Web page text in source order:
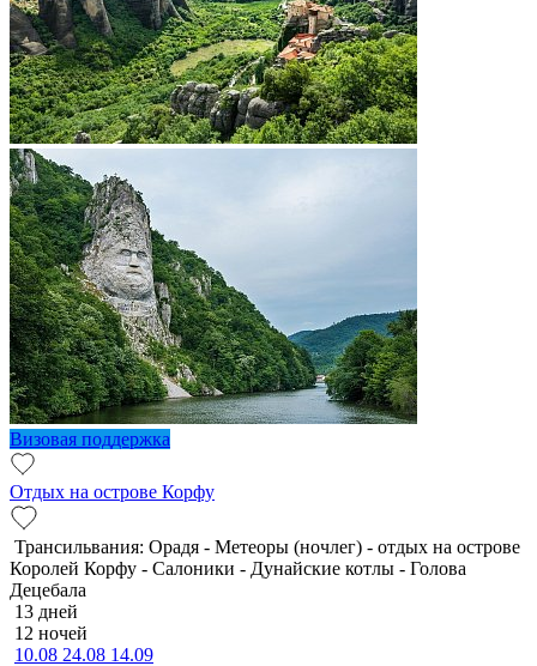
Визовая поддержка
Отдых на острове Корфу
Трансильвания: Орадя - Метеоры (ночлег) - отдых на острове
Королей Корфу - Салоники - Дунайские котлы - Голова
Децебала
13 дней
12 ночей
10.08 24.08 14.09